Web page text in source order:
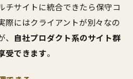
チサイトに統合できたら保守コ
際にはクライアントが別々なの
自社プロダクト系のサイト群
受できます。